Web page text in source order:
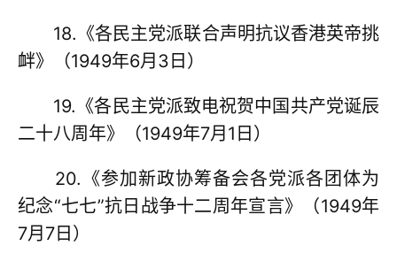
18.《各民主党派联合声明抗议香港英帝挑
衅》（1949年6月3日）
19.《各民主党派致电祝贺中国共产党诞辰
二十八周年》（1949年7月1日）
20.《参加新政协筹备会各党派各团体为
纪念“七七”抗日战争十二周年宣言》（1949年
7月7日）